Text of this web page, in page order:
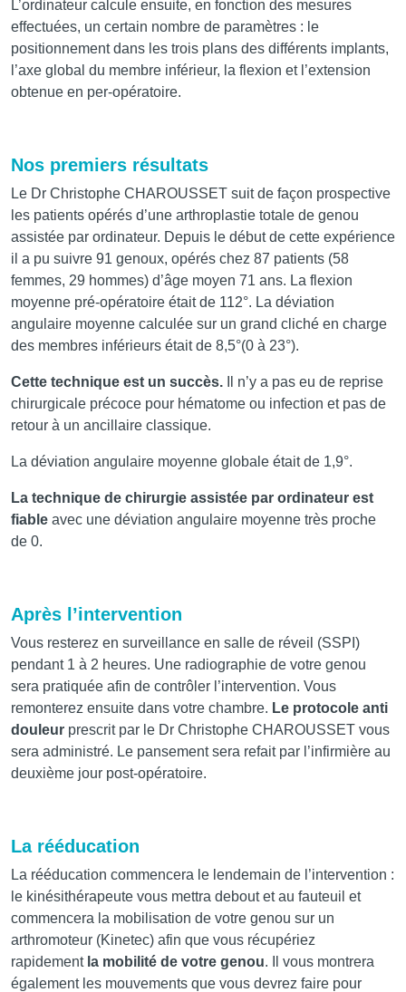
L’ordinateur calcule ensuite, en fonction des mesures
effectuées, un certain nombre de paramètres : le
positionnement dans les trois plans des différents implants,
l’axe global du membre inférieur, la flexion et l’extension
obtenue en per-opératoire.
Nos premiers résultats
Le Dr Christophe CHAROUSSET suit de façon prospective
les patients opérés d’une arthroplastie totale de genou
assistée par ordinateur. Depuis le début de cette expérience
il a pu suivre 91 genoux, opérés chez 87 patients (58
femmes, 29 hommes) d’âge moyen 71 ans. La flexion
moyenne pré-opératoire était de 112°. La déviation
angulaire moyenne calculée sur un grand cliché en charge
des membres inférieurs était de 8,5°(0 à 23°).
Cette technique est un succès. Il n’y a pas eu de reprise
chirurgicale précoce pour hématome ou infection et pas de
retour à un ancillaire classique.
La déviation angulaire moyenne globale était de 1,9°.
La technique de chirurgie assistée par ordinateur est
fiable avec une déviation angulaire moyenne très proche
de 0.
Après l’intervention
Vous resterez en surveillance en salle de réveil (SSPI)
pendant 1 à 2 heures. Une radiographie de votre genou
sera pratiquée afin de contrôler l’intervention. Vous
remonterez ensuite dans votre chambre. Le protocole anti
douleur prescrit par le Dr Christophe CHAROUSSET vous
sera administré. Le pansement sera refait par l’infirmière au
deuxième jour post-opératoire.
La rééducation
La rééducation commencera le lendemain de l’intervention :
le kinésithérapeute vous mettra debout et au fauteuil et
commencera la mobilisation de votre genou sur un
arthromoteur (Kinetec) afin que vous récupériez
rapidement la mobilité de votre genou. Il vous montrera
également les mouvements que vous devrez faire pour